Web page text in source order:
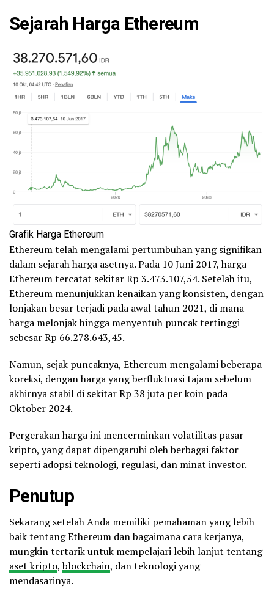
Sejarah Harga Ethereum
Grafik Harga Ethereum
Ethereum telah mengalami pertumbuhan yang signifikan
dalam sejarah harga asetnya. Pada 10 Juni 2017, harga
Ethereum tercatat sekitar Rp 3.473.107,54. Setelah itu,
Ethereum menunjukkan kenaikan yang konsisten, dengan
lonjakan besar terjadi pada awal tahun 2021, di mana
harga melonjak hingga menyentuh puncak tertinggi
sebesar Rp 66.278.643,45.
Namun, sejak puncaknya, Ethereum mengalami beberapa
koreksi, dengan harga yang berfluktuasi tajam sebelum
akhirnya stabil di sekitar Rp 38 juta per koin pada
Oktober 2024.
Pergerakan harga ini mencerminkan volatilitas pasar
kripto, yang dapat dipengaruhi oleh berbagai faktor
seperti adopsi teknologi, regulasi, dan minat investor.
Penutup
Sekarang setelah Anda memiliki pemahaman yang lebih
baik tentang Ethereum dan bagaimana cara kerjanya,
mungkin tertarik untuk mempelajari lebih lanjut tentang
aset kripto,blockchain, dan teknologi yang
mendasarinya.